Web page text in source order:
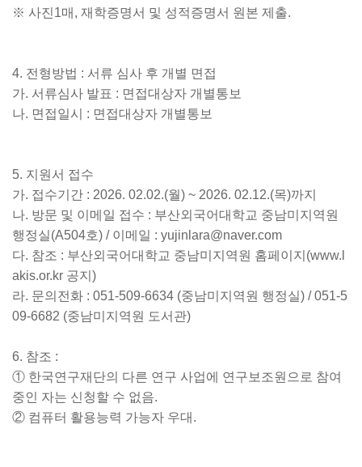
※ 사진 1매 , 재학증명서 및 성적증명서 원본 제출.
4. 전형방법 : 서류 심사 후 개별 면접
가. 서류심사 발표 : 면접대상자 개별통보
나. 면접일시 : 면접대상자 개별통보
5. 지원서 접수
가. 접수기간 : 2026. 02.02.(월) ~ 2026. 02.12.(목)까지
나. 방문 및 이메일 접수 : 부산외국어대학교 중남미지역원
행정실(A504호) / 이메일 : yujinlara@naver.com
다. 참조 : 부산외국어대학교 중남미지역원 홈페이지 (www.l
akis.or.kr 공지 )
라. 문의전화 : 051-509-6634 (중남미지역원 행정실) / 051-5
09-6682 (중남미지역원 도서관)
6. 참조 :
① 한국연구재단의 다른 연구 사업에 연구보조원으로 참여
중인 자는 신청할 수 없음.
② 컴퓨터 활용능력 가능자 우대 .